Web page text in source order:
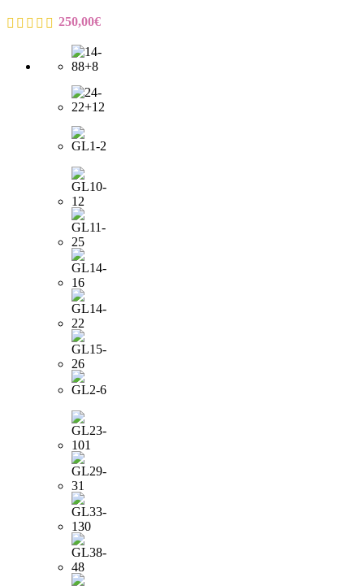
250,00€